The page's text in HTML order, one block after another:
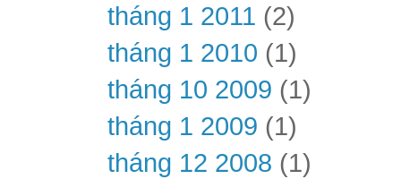
tháng 1 2011 (2)
tháng 1 2010 (1)
tháng 10 2009 (1)
tháng 1 2009 (1)
tháng 12 2008 (1)